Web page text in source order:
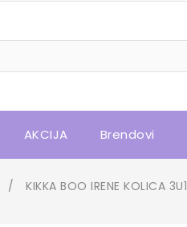
AKCIJA Brendovi
/ KIKKA BOO IRENE KOLICA